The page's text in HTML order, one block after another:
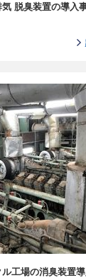
脱臭装置の導入
工場の消臭装置